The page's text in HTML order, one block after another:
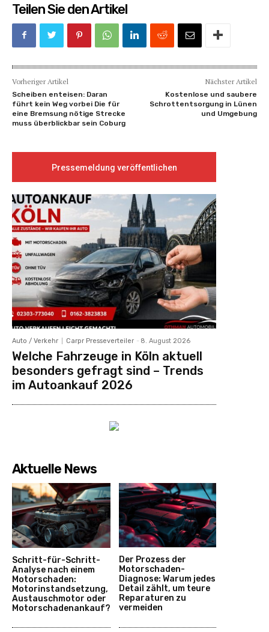
Teilen Sie den Artikel
Vorheriger Artikel
Scheiben enteisen: Daran
führt kein Weg vorbei Die für
eine Bremsung nötige Strecke
muss überblickbar sein Coburg
Nächster Artikel
Kostenlose und saubere
Schrottentsorgung in Lünen
und Umgebung
Pressemeldung veröffentlichen
Auto / Verkehr Carpr Presseverteiler - 8. August 2026
Welche Fahrzeuge in Köln aktuell
besonders gefragt sind – Trends
im Autoankauf 2026
Aktuelle News
Schritt-für-Schritt-
Analyse nach einem
Motorschaden:
Motorinstandsetzung,
Austauschmotor oder
Motorschadenankauf?
Der Prozess der
Motorschaden-
Diagnose: Warum jedes
Detail zählt, um teure
Reparaturen zu
vermeiden